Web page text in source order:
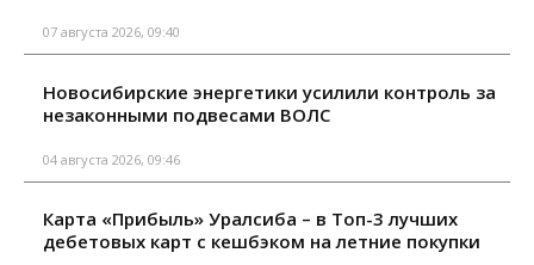
07 августа 2026, 09:40
Новосибирские энергетики усилили контроль за
незаконными подвесами ВОЛС
04 августа 2026, 09:46
Карта «Прибыль» Уралсиба – в Топ-3 лучших
дебетовых карт с кешбэком на летние покупки